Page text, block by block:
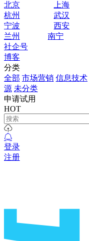
北京
上海
杭州
武汉
宁波
西安
兰州
南宁
社企号
博客
分类
全部 市场营销 信息技术
源 未分类
申请试用
HOT
登录
注册